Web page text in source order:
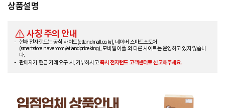
상품설명
사칭 주의 안내
현재 전자랜드는 공식 사이트(etlandmall.co.kr), 네이버 스마트스토어
(smartstore.naver.com/etlandpriceking), 모바일 어플 외 다른 사이트는 운영하고 있지 않습니
다.
판매자가 현금 거래 요구 시, 거부하시고즉시 전자랜드 고객센터로 신고해주세요.